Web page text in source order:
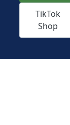
TikTok
Shop